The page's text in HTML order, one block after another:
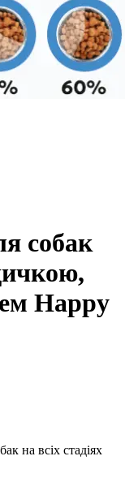
собак
Happy
на всіх стадіях